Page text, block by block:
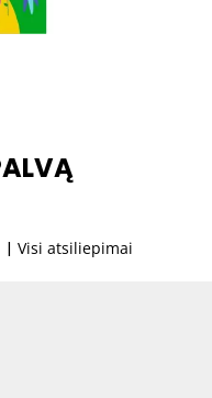
| Visi atsiliepimai